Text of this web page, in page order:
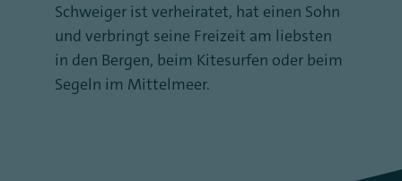
Schweiger ist verheiratet, hat einen Sohn
und verbringt seine Freizeit am liebsten
in den Bergen, beim Kitesurfen oder beim
Segeln im Mittelmeer.